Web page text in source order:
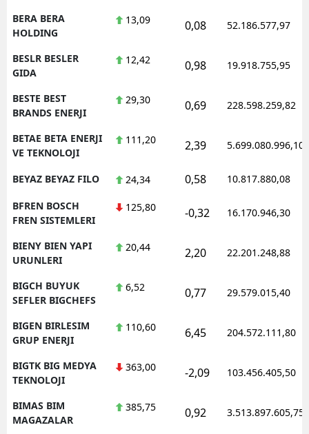
BERA BERA
HOLDING
13,09 0,08 52.186.577,97
BESLR BESLER
GIDA
12,42 0,98 19.918.755,95
BESTE BEST
BRANDS ENERJI
29,30 0,69 228.598.259,82
BETAE BETA ENERJI
VE TEKNOLOJI
111,20 2,39 5.699.080.996,10
BEYAZ BEYAZ FILO 24,34 0,58 10.817.880,08
BFREN BOSCH
FREN SISTEMLERI
125,80 -0,32 16.170.946,30
BIENY BIEN YAPI
URUNLERI
20,44 2,20 22.201.248,88
BIGCH BUYUK
SEFLER BIGCHEFS
6,52 0,77 29.579.015,40
BIGEN BIRLESIM
GRUP ENERJI
110,60 6,45 204.572.111,80
BIGTK BIG MEDYA
TEKNOLOJI
363,00 -2,09 103.456.405,50
BIMAS BIM
MAGAZALAR
385,75 0,92 3.513.897.605,75